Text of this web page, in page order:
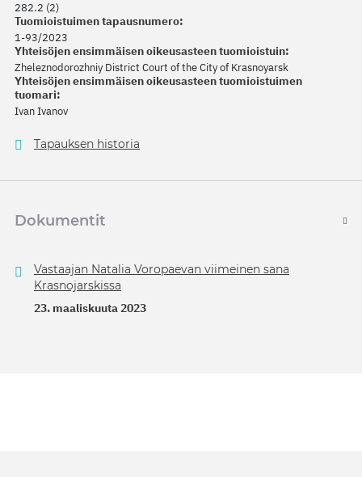
282.2 (2)
Tuomioistuimen tapausnumero:
1-93/2023
Yhteisöjen ensimmäisen oikeusasteen tuomioistuin:
Zheleznodorozhniy District Court of the City of Krasnoyarsk
Yhteisöjen ensimmäisen oikeusasteen tuomioistuimen
tuomari:
Ivan Ivanov
Tapauksen historia
Dokumentit
Vastaajan Natalia Voropaevan viimeinen sana
Krasnojarskissa
23. maaliskuuta 2023